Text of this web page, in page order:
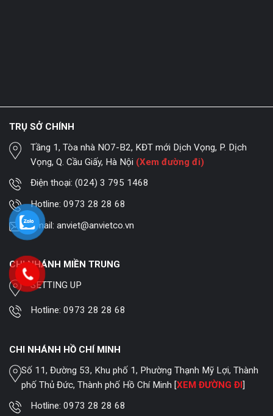
TRỤ SỞ CHÍNH
Tầng 1, Tòa nhà NO7-B2, KĐT mới Dịch Vọng, P. Dịch
Vọng, Q. Cầu Giấy, Hà Nội (Xem đường đi)
Điện thoại:(024) 3 795 1468
Hotline:0973 28 28 68
Email:anviet@anvietco.vn
CHI NHÁNH MIỀN TRUNG
SETTING UP
Hotline:0973 28 28 68
CHI NHÁNH HỒ CHÍ MINH
Số 11, Đường 53, Khu phố 1, Phường Thạnh Mỹ Lợi, Thành
phố Thủ Đức, Thành phố Hồ Chí Minh [XEM ĐƯỜNG ĐI]
Hotline:0973 28 28 68